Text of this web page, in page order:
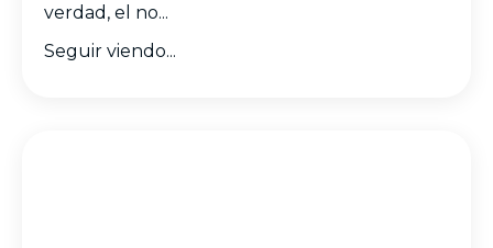
verdad, el no...
Seguir viendo...